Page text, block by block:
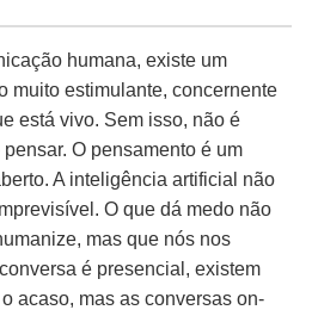
humana, existe um
muito estimulante, concernente
está vivo. Sem isso, não é
O pensamento é um
A inteligência artificial não
O que dá medo não
mas que nós nos
é presencial, existem
acaso, mas as conversas on-